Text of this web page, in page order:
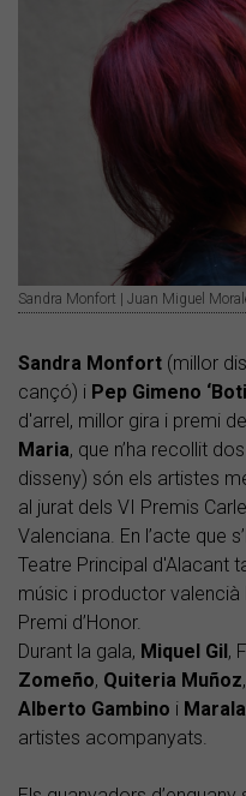
Sandra Monfort | Juan Miguel
Sandra Monfort (millor
cançó) i Pep Gimeno
d'arrel, millor gira i premi
Maria, que n’ha recollit
disseny) són els artistes
al jurat dels VI Premis
Valenciana. En l’acte que
Teatre Principal d'Alacant
músic i productor valencià
Premi d’Honor.
Durant la gala, Miquel Gil ,
Zomeño, Quiteria Muñoz,
Alberto Gambino i Marala
artistes acompanyats.